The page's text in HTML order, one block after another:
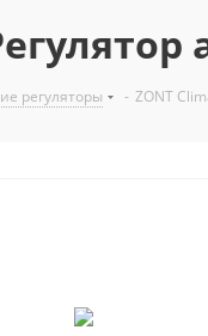
регуляторы - ZONT